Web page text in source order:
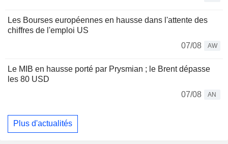
Les Bourses européennes en hausse dans l'attente des
chiffres de l'emploi US
07/08
AW
Le MIB en hausse porté par Prysmian ; le Brent dépasse
les 80 USD
07/08
AN
Plus d'actualités